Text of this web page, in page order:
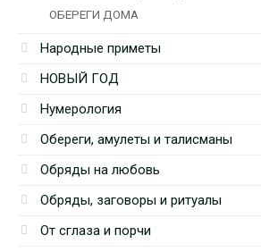
ОБЕРЕГИ ДОМА
Народные приметы
НОВЫЙ ГОД
Нумерология
Обереги, амулеты и талисманы
Обряды на любовь
Обряды, заговоры и ритуалы
От сглаза и порчи